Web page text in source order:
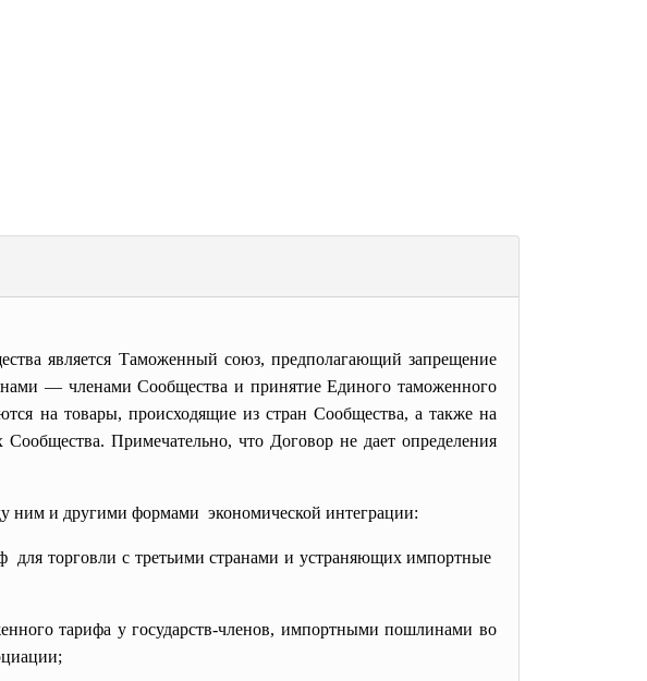
является Таможенный союз, предполагающий запрещение
— членами Сообщества и принятие Единого таможенного
на товары, происходящие из стран Сообщества, а также на
Примечательно, что Договор не дает определения
ним и другими формами экономической интеграции:
торговли с третьими странами и устраняющих импортные
тарифа у государств-членов, импортными пошлинами во